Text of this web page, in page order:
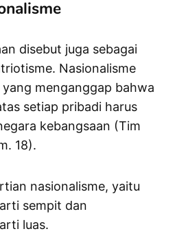
disebut juga sebagai
Nasionalisme
menganggap bahwa
setiap pribadi harus
kebangsaan (Tim
18).
nasionalisme, yaitu
sempit dan
luas.